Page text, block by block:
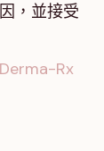
，並接受
Derma-Rx